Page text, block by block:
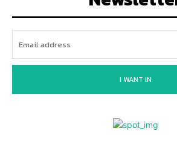
I WANT IN